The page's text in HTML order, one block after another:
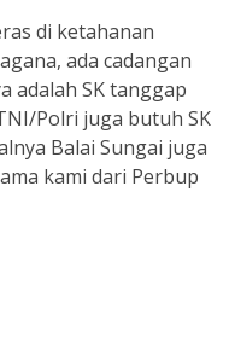
di ketahanan
ada cadangan
adalah SK tanggap
Polri juga butuh SK
Balai Sungai juga
kami dari Perbup